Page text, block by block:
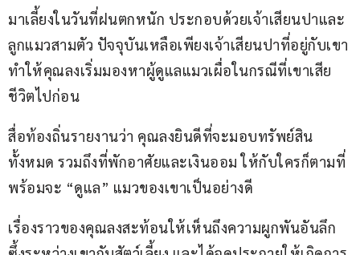
มาเลี้ยงในวันที่ฝนตกหนัก ประกอบด้วยเจ้าเสียนปาและ
ลูกแมวสามตัว ปัจจุบันเหลือเพียงเจ้าเสียนปาที่อยู่กับเขา
ทำให้คุณลงเริ่มมองหาผู้ดูแลแมวเผื่อในกรณีที่เขาเสีย
ชีวิตไปก่อน
สื่อท้องถิ่นรายงานว่า คุณลงยินดีที่จะมอบทรัพย์สิน
ทั้งหมด รวมถึงที่พักอาศัยและเงินออม ให้กับใครก็ตามที่
พร้อมจะ “ดูแล” แมวของเขาเป็นอย่างดี
เรื่องราวของคุณลงสะท้อนให้เห็นถึงความผูกพันอันลึก